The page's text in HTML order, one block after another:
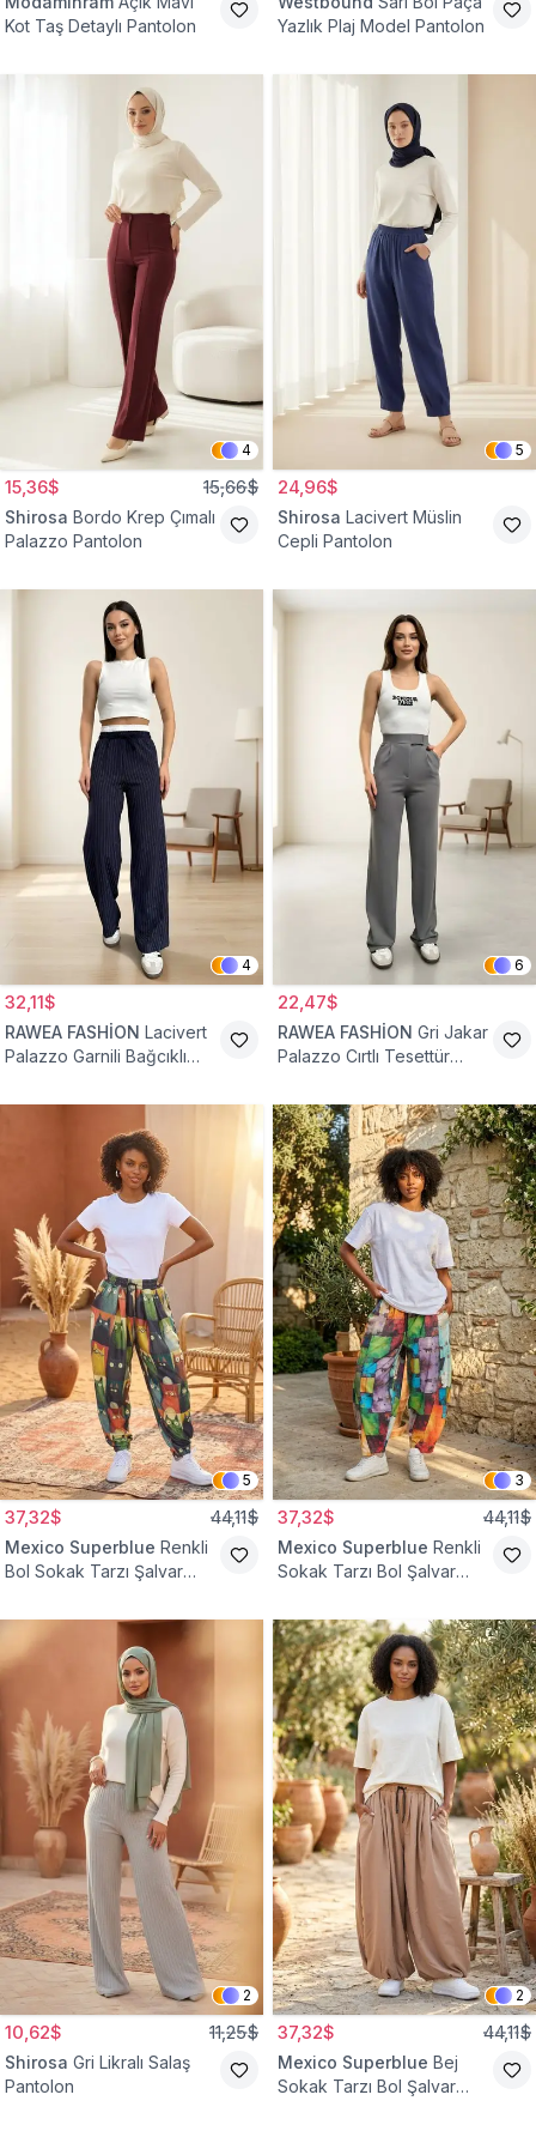
Kot Taş Detaylı Pantolon
Yazlık Plaj Model Pantolon
4
15,36$ 15,66$
Shirosa Bordo Krep Çımalı
Palazzo Pantolon
5
24,96$
Shirosa Lacivert Müslin
Cepli Pantolon
4
32,11$
RAWEA FASHİON Lacivert
Palazzo Garnili Bağcıklı
6
22,47$
RAWEA FASHİON Gri Jakar
Palazzo Cırtlı Tesettür
5
37,32$ 44,11$
Mexico Superblue Renkli
Bol Sokak Tarzı Şalvar
3
37,32$ 44,11$
Mexico Superblue Renkli
Sokak Tarzı Bol Şalvar
2
10,62$ 11,25$
Shirosa Gri Likralı Salaş
Pantolon
2
37,32$ 44,11$
Mexico Superblue Bej
Sokak Tarzı Bol Şalvar